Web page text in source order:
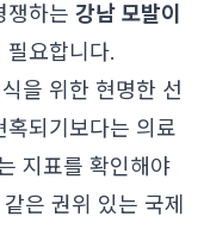
쟁하는 강남 모발이
필요합니다.
을 위한 현명한 선
되기보다는 의료
지표를 확인해야
같은 권위 있는 국제